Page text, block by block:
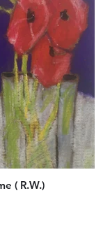
( R.W.)